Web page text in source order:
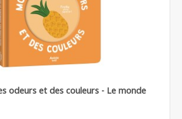
odeurs et des couleurs - Le monde